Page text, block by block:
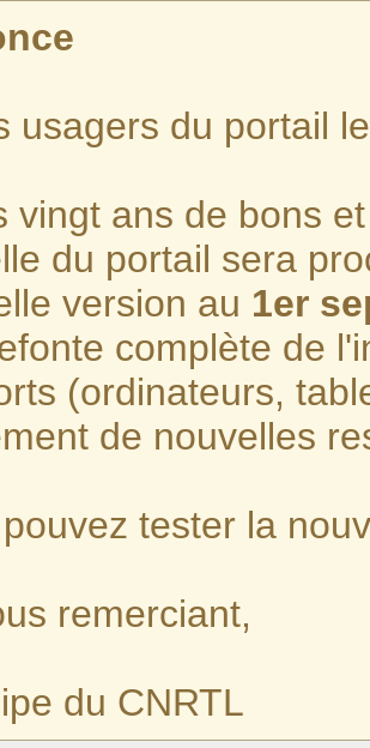
usagers du portail
vingt ans de bons
du portail sera
version au 1er
complète de
(ordinateurs,
de nouvelles
tester la
remerciant,
du CNRTL